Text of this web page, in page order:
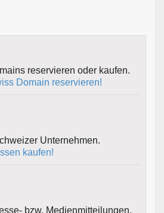
reservieren oder kaufen.
Domain reservieren!
Unternehmen.
kaufen!
bzw. Medienmitteilungen.